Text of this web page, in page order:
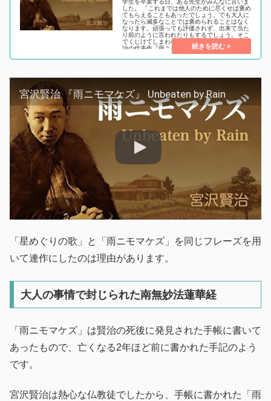
学生を卒業する日、ある先生がみんなに言いま
した。 「これまでは他人のために尽くせば褒め
てもらえることもあったでしょう。でも大人に
なったら滅多なことでは褒められることはなく
なります。頑張っても評価されず、出来て当た
り前のように言われたりもするでしょう。そこ
でくじけてしまわないでください」 私は宮沢賢
治の代表作『雨ニモマケズ』に触れると、いつ
もこの言葉を思い出します。 皆さんはどうで...
宮沢賢治 『雨ニモマケズ』 Unbeaten by Rain
「星めぐりの歌」と「雨ニモマケズ」を同じフレーズを用
いて連作にしたのは理由があります。
大人の事情で封じられた南無妙法蓮華経
「雨ニモマケズ」は賢治の死後に発見された手帳に書いて
あったもので、亡くなる2年ほど前に書かれた手記のよう
です。
宮沢賢治は熱心な仏教徒でしたから、手帳に書かれた「雨